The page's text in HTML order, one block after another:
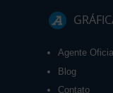
Agente
Blog
Contato